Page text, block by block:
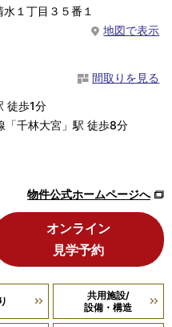
１丁目３５番１
地図で表示
間取りを見る
徒歩1分
千林大宮」駅 徒歩8分
物件公式ホームページへ
オンライン
見学予約
共用施設/
設備・構造